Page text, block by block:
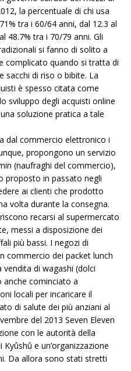
la percentuale di chi usa
tra i 60/64 anni, dal 12.3 al
48.7% tra i 70/79 anni. Gli
si fanno di solito a
complicato quando si tratta di
sacchi di riso o bibite. La
è spesso citata come
sviluppo degli acquisti online
soluzione pratica a tale
dal commercio elettronico i
propongono un servizio
(naufraghi del commercio),
proposto in passato negli
ai clienti che prodotto
volta durante la consegna.
recarsi al supermercato
messi a disposizione dei
più bassi. I negozi di
commercio dei packet lunch
di wagashi (dolci
anche cominciato a
locali per incaricare il
di salute dei più anziani al
del 2013 Seven Eleven
con le autorità della
e un’organizzazione
Da allora sono stati stretti